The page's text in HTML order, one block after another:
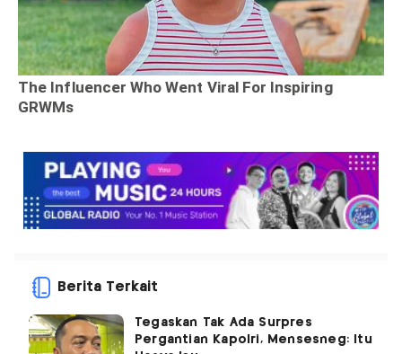
Berita Terkait
Tegaskan Tak Ada Surpres
Pergantian Kapolri, Mensesneg: Itu